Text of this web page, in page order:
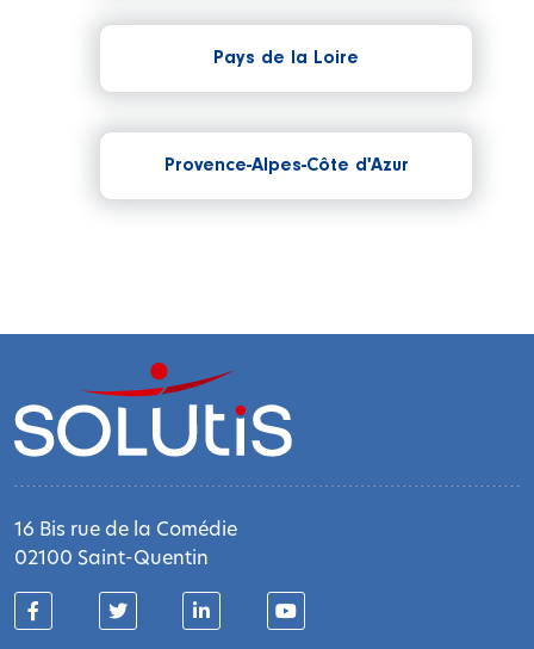
Pays de la Loire
Provence-Alpes-Côte d'Azur
16 Bis rue de la Comédie
02100 Saint-Quentin